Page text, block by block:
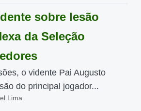
sobre lesão
da Seleção
o vidente Pai Augusto
do principal jogador...
Lima